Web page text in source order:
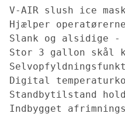
V-AIR slush ice
Hjælper
Slank og alsidige
Stor 3 gallon skål
Digital
Standbytilstand
Indbygget